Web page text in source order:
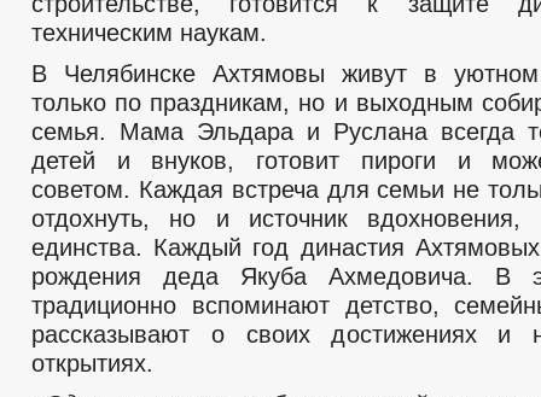
техническим наукам.
В Челябинске Ахтямовы живут в
только по праздникам, но и выходным
семья. Мама Эльдара и Руслана всегда
детей и внуков, готовит пироги и
советом. Каждая встреча для семьи не
отдохнуть, но и источник
единства. Каждый год династия
рождения деда Якуба Ахмедовича. В
традиционно вспоминают детство,
рассказывают о своих достижениях и
открытиях.